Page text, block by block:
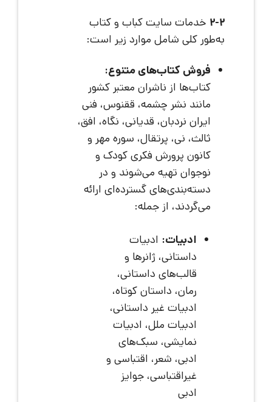
2-2 خدمات سایت کباب و کتاب
به‌طور کلی شامل موارد زیر است:
فروش کتاب‌های متنوع:
کتاب‌ها از ناشران معتبر کشور
مانند نشر چشمه، ققنوس، فنی
ایران نردبان، قدیانی، نگاه، افق،
ثالث، نی، پرتقال، سوره مهر و
کانون پرورش فکری کودک و
نوجوان تهیه می‌شوند و در
دسته‌بندی‌های گسترده‌ای ارائه
می‌گردند، از جمله:
ادبیات: ادبیات
داستانی، ژانرها و
قالب‌های داستانی،
رمان، داستان کوتاه،
ادبیات غیر داستانی،
ادبیات ملل، ادبیات
نمایشی، سبک‌های
ادبی، شعر، اقتباسی و
غیراقتباسی، جوایز
ادبی